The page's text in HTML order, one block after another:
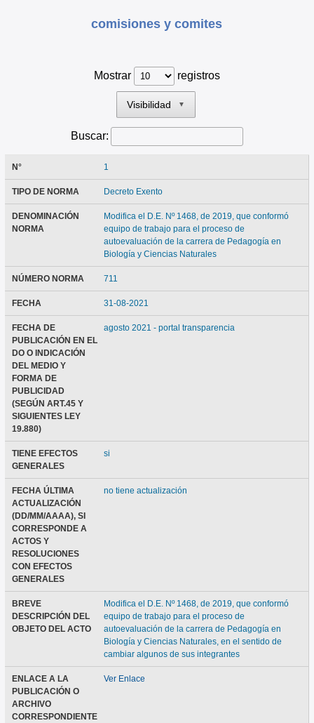
comisiones y comites
Mostrar registros
Visibilidad ▼
Buscar:
N° 1
TIPO DE NORMA Decreto Exento
DENOMINACIÓN
NORMA
Modifica el D.E. Nº 1468, de 2019, que conformó
equipo de trabajo para el proceso de
autoevaluación de la carrera de Pedagogía en
Biología y Ciencias Naturales
NÚMERO NORMA 711
FECHA 31-08-2021
FECHA DE
PUBLICACIÓN EN EL
DO O INDICACIÓN
DEL MEDIO Y
FORMA DE
PUBLICIDAD
(SEGÚN ART.45 Y
SIGUIENTES LEY
19.880)
agosto 2021 - portal transparencia
TIENE EFECTOS
GENERALES
si
FECHA ÚLTIMA
ACTUALIZACIÓN
(DD/MM/AAAA), SI
CORRESPONDE A
ACTOS Y
RESOLUCIONES
CON EFECTOS
GENERALES
no tiene actualización
BREVE
DESCRIPCIÓN DEL
OBJETO DEL ACTO
Modifica el D.E. Nº 1468, de 2019, que conformó
equipo de trabajo para el proceso de
autoevaluación de la carrera de Pedagogía en
Biología y Ciencias Naturales, en el sentido de
cambiar algunos de sus integrantes
ENLACE A LA
PUBLICACIÓN O
ARCHIVO
CORRESPONDIENTE
Ver Enlace